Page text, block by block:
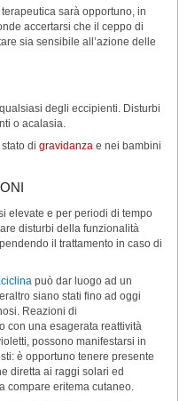
sarà opportuno, in
accertarsi che il ceppo di
sia sensibile all’azione delle
degli eccipienti. Disturbi
o acalasia.
di gravidanza e nei bambini
elevate e per periodi di tempo
disturbi della funzionalità
il trattamento in caso di
può dar luogo ad un
siano stati fino ad oggi
Reazioni di
con una esagerata reattività
possono manifestarsi in
è opportuno tenere presente
diretta ai raggi solari ed
compare eritema cutaneo.